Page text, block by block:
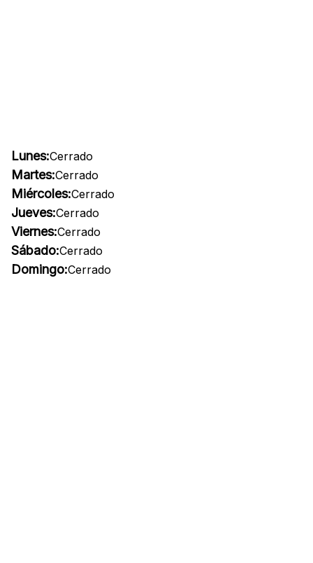
Lunes:Cerrado
Martes:Cerrado
Miércoles:Cerrado
Jueves:Cerrado
Viernes:Cerrado
Sábado:Cerrado
Domingo:Cerrado